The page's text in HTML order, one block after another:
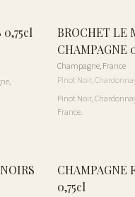
0,75cl
BROCHET LE
CHAMPAGNE
Champagne,France
Pinot Noir,
Pinot Noir,
France.
CHAMPAGNE
0,75cl